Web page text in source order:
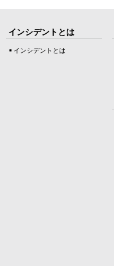
インシデントとは
インシデントとは